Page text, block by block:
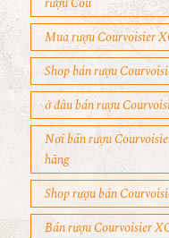
Mua rượu Courvoisier
Shop bán rượu
ở đâu bán rượu
Nơi bán rượu
hãng
Shop rượu bán
Bán rượu Courvoisier